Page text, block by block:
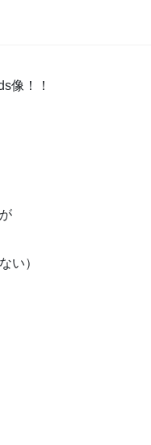
像！！
い）